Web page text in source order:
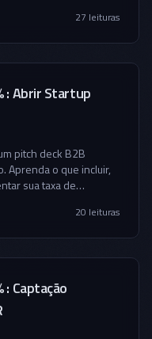
27 leituras
: Abrir Startup
pitch deck B2B
Aprenda o que incluir,
sua taxa de
20 leituras
: Captação